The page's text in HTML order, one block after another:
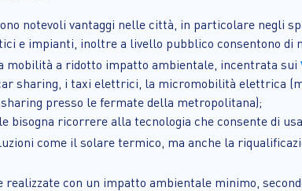
notevoli vantaggi nelle città, in particolare negli
e impianti, inoltre a livello pubblico consentono di
mobilità a ridotto impatto ambientale, incentrata sui
sharing, i taxi elettrici, la micromobilità elettrica
presso le fermate della metropolitana);
bisogna ricorrere alla tecnologia che consente di
come il solare termico, ma anche la
realizzate con un impatto ambientale minimo,